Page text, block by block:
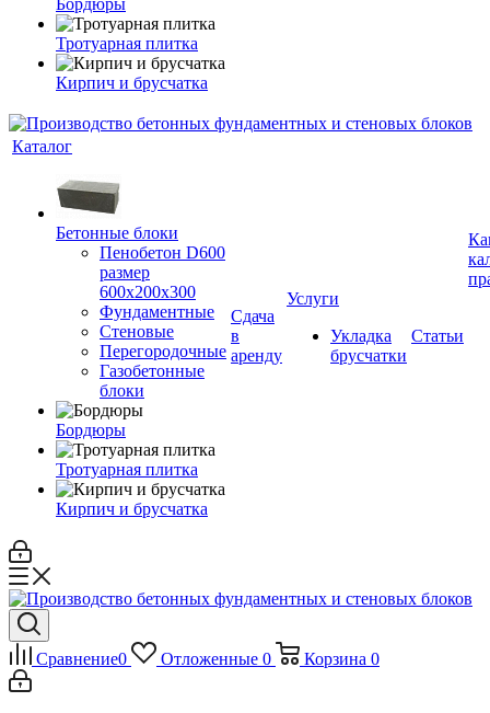
Бордюры
Тротуарная плитка
Кирпич и брусчатка
Каталог
Бетонные блоки
Пенобетон D600
размер
600х200х300
Фундаментные
Стеновые
Перегородочные
Газобетонные
блоки
Бордюры
Тротуарная плитка
Кирпич и брусчатка
Сдача
в
аренду
Услуги
Укладка
брусчатки
Статьи
Сравнение0 Отложенные 0 Корзина 0